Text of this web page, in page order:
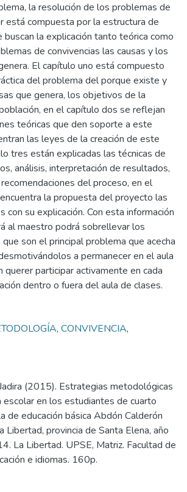
la resolución de los problemas de
está compuesta por la estructura de
buscan la explicación tanto teórica como
de convivencias las causas y los
El capítulo uno está compuesto
del problema del porque existe y
que genera, los objetivos de la
en el capítulo dos se reflejan
teóricas que den soporte a este
las leyes de la creación de este
tres están explicadas las técnicas de
análisis, interpretación de resultados,
del proceso, en el
la propuesta del proyecto las
con su explicación. Con esta información
al maestro podrá sobrellevar los
son el principal problema que acecha
a permanecer en el aula
querer participar activamente en cada
dentro o fuera del aula de clases.
, CONVIVENCIA,
(2015). Estrategias metodológicas
escolar en los estudiantes de cuarto
de educación básica Abdón Calderón
Libertad, provincia de Santa Elena, año
La Libertad. UPSE, Matriz. Facultad de
e idiomas. 160p.